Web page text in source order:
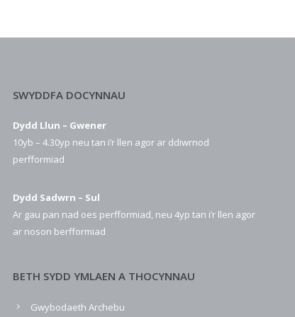
SWYDDFA DOCYNNAU
Dydd Llun – Gwener
10yb – 4.30yp neu tan i’r llen agor ar ddiwrnod
perfformiad
Dydd Sadwrn – Sul
Ar gau pan nad oes perfformiad, neu 4yp tan i’r llen agor
ar noson berfformiad
BETH SYDD YMLAEN A THOCYNNAU
Gwybodaeth Archebu